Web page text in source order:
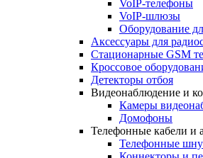
VoIP-телефоны
VoIP-шлюзы
Оборудование
Аксессуары для
Стационарные GSM
Кроссовое
Детекторы отбоя
Видеонаблюдение и
Камеры
Домофоны
Телефонные кабели и
Телефонные